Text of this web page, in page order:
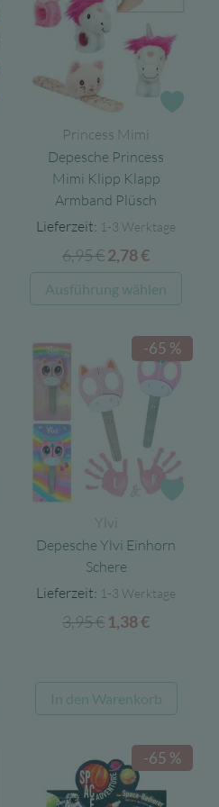
Zur Wunschliste
Princess Mimi
Depesche Princess
Mimi Klipp Klapp
Armband Plüsch
Lieferzeit: 1-3 Werktage
6,95€Ursprünglicher
Preis
war:
2,78€Aktueller
Preis
ist:
Ausführung wählen
auf
Zur Wunschliste
-65 %
Ylvi
Depesche Ylvi Einhorn
Schere
Lieferzeit: 1-3 Werktage
3,95€ Ursprünglicher
3,95 €
1,38€Aktueller
1,38 €.
In den Warenkorb
-65 %